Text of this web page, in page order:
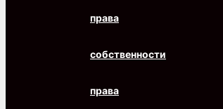
права
собственности
права